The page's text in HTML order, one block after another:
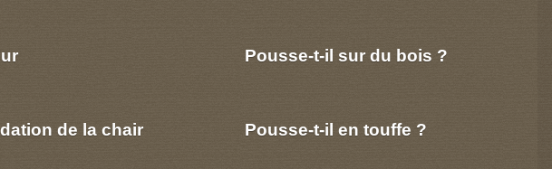
de la chair
Pousse-t-il sur du bois ?
Pousse-t-il en touffe ?